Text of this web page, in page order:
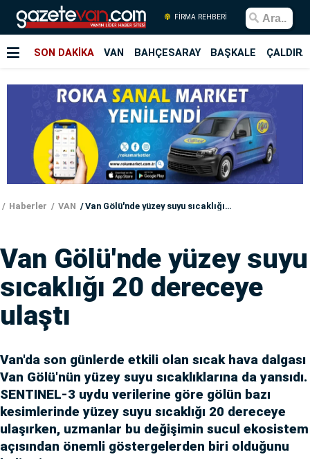
FİRMA REHBERİ
SON DAKİKA VAN BAHÇESARAY BAŞKALE
Haberler VAN Van Gölü'nde yüzey suyu sıcaklığı 20 dereceye ulaştı
Van Gölü'nde yüzey suyu
sıcaklığı 20 dereceye
ulaştı
Van'da son günlerde etkili olan sıcak hava dalgası
Van Gölü'nün yüzey suyu sıcaklıklarına da yansıdı.
SENTINEL-3 uydu verilerine göre gölün bazı
kesimlerinde yüzey suyu sıcaklığı 20 dereceye
ulaşırken, uzmanlar bu değişimin sucul ekosistem
açısından önemli göstergelerden biri olduğunu